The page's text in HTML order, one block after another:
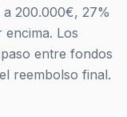
200.000€, 27%
Los
entre fondos
reembolso final.